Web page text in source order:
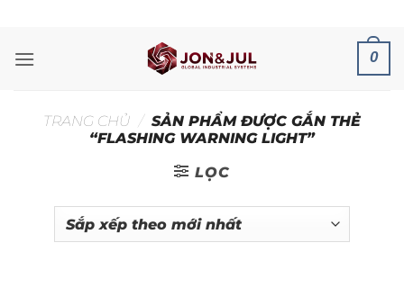
nội
0
TRANG CHỦ / SẢN PHẨM ĐƯỢC GẮN THẺ
“FLASHING WARNING LIGHT”
LỌC